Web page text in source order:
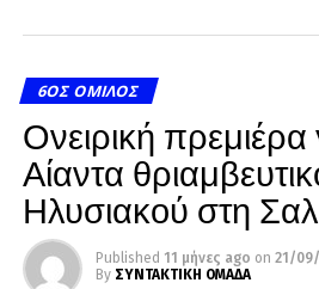
6ΟΣ ΌΜΙΛΟΣ
Ονειρική πρεμιέρα
Αίαντα
Ηλυσιακού στη
Published 11 μήνες ago on 21/
By ΣΥΝΤΑΚΤΙΚΗ ΟΜΑΔΑ